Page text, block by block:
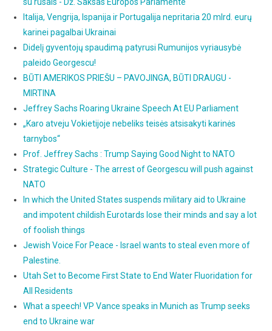
su rusais - Dž. Saksas Europos Parlamente
Italija, Vengrija, Ispanija ir Portugalija nepritaria 20 mlrd. eurų
karinei pagalbai Ukrainai
Didelį gyventojų spaudimą patyrusi Rumunijos vyriausybė
paleido Georgescu!
BŪTI AMERIKOS PRIEŠU – PAVOJINGA, BŪTI DRAUGU -
MIRTINA
Jeffrey Sachs Roaring Ukraine Speech At EU Parliament
„Karo atveju Vokietijoje nebeliks teisės atsisakyti karinės
tarnybos“
Prof. Jeffrey Sachs : Trump Saying Good Night to NATO
Strategic Culture - The arrest of Georgescu will push against
NATO
In which the United States suspends military aid to Ukraine
and impotent childish Eurotards lose their minds and say a lot
of foolish things
Jewish Voice For Peace - Israel wants to steal even more of
Palestine.
Utah Set to Become First State to End Water Fluoridation for
All Residents
What a speech! VP Vance speaks in Munich as Trump seeks
end to Ukraine war